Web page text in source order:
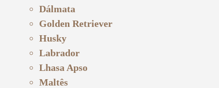
Dálmata
Golden Retriever
Husky
Labrador
Lhasa Apso
Maltês